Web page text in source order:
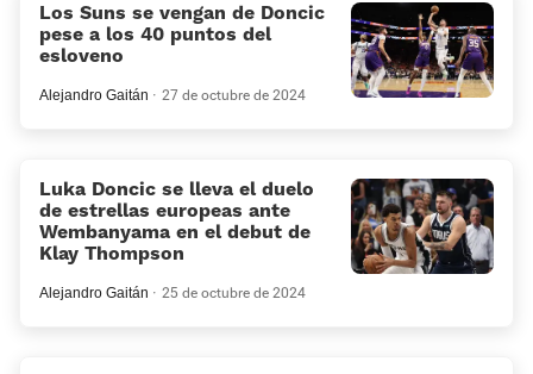
Los Suns se vengan de Doncic
pese a los 40 puntos del
esloveno
Alejandro Gaitán 27 de octubre de 2024
Luka Doncic se lleva el duelo
de estrellas europeas ante
Wembanyama en el debut de
Klay Thompson
Alejandro Gaitán 25 de octubre de 2024